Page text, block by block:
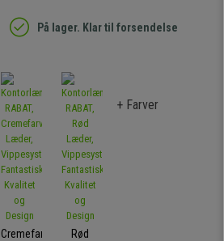
På lager. Klar til forsendelse
Cremefarvet Rød
+ Farver